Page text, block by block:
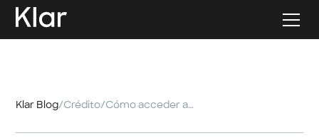
Klar Blog/Crédito/ Cómo acceder a salas VIP en aeropuertos: paso a paso por cada vía